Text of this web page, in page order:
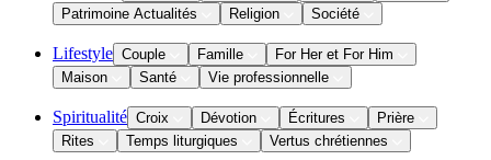
Patrimoine Actualités
Religion Société
Lifestyle Couple Famille
For Her et For Him
Maison
Santé Vie professionnelle
Spiritualité Croix Dévotion Écritures
Prière
Rites
Temps liturgiques Vertus chrétiennes